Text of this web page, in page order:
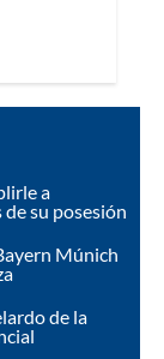
a
su posesión
Múnich
de la